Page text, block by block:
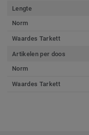
Lengte
Norm
Waardes Tarkett
Artikelen per doos
Norm
Waardes Tarkett